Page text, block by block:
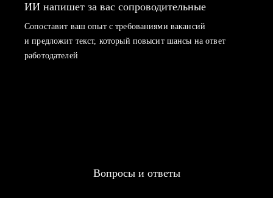
ИИ напишет за вас сопроводительные
Сопоставит ваш опыт с требованиями вакансий
и предложит текст, который повысит шансы на ответ
работодателей
Вопросы и ответы